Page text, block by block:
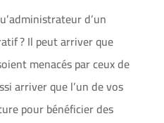
d’un
? Il peut arriver que
menacés par ceux de
arriver que l’un de vos
pour bénéficier des